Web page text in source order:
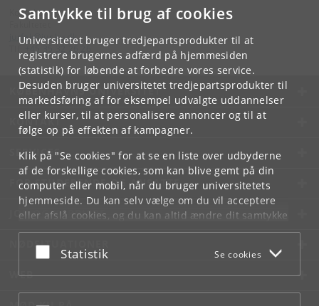
Samtykke til brug af cookies
Universitetet bruger tredjepartsprodukter til at
registrere brugernes adfærd på hjemmesiden
(statistik) for løbende at forbedre vores service.
Desuden bruger universitetet tredjepartsprodukter til
markedsføring af for eksempel udvalgte uddannelser
eller kurser, til at personalisere annoncer og til at
følge op på effekten af kampagner.
Klik på "Se cookies" for at se en liste over udbyderne
af de forskellige cookies, som kan blive gemt på din
computer eller mobil, når du bruger universitetets
hjemmeside. Du kan selv vælge om du vil acceptere
eller afslå cookies, og du kan altid ændre dit samtykke
underCookie- og privatlivspolitiksom du finder i
bunden af hver side.
Acceptér eller afslå
Statistik Se cookies
Kontakt:
jurfak @jur.ku.dk
KØBENHAVNS UNIVERSITET
KONTAKT
SERVICES
FOR STUDERENDE OG ANSATTE
JOB OG KARRIERE
NØDSITUATIONER
WEB